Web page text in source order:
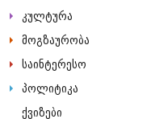
კულტურა
მოგზაურობა
საინტერესო
პოლიტიკა
ქვიზები